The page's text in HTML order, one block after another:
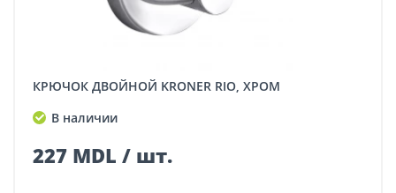
КРЮЧОК ДВОЙНОЙ KRONER RIO, ХРОМ
В наличии
227 MDL / шт.